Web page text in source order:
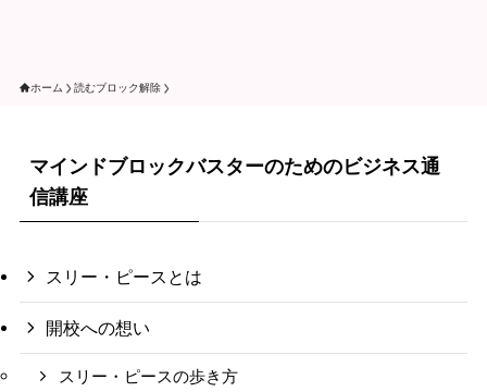
ホーム 読むブロック解除
マインドブロックバスターのためのビジネス通
信講座
スリー・ピースとは
開校への想い
スリー・ピースの歩き方